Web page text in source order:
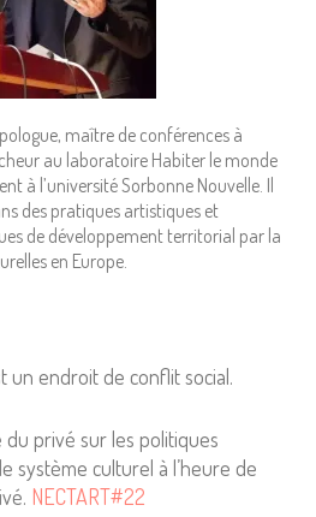
maître de conférences à
au laboratoire Habiter le monde
à l’université Sorbonne Nouvelle. Il
des pratiques artistiques et
de développement territorial par la
en Europe.
un endroit de conflit social.
du privé sur les politiques
système culturel à l’heure de
NECTART#22
Légales
nos CGV,
légales,
de cookies :
cliquez ici
s'inscrire à l'infolettre mensuelle
attribut.fr